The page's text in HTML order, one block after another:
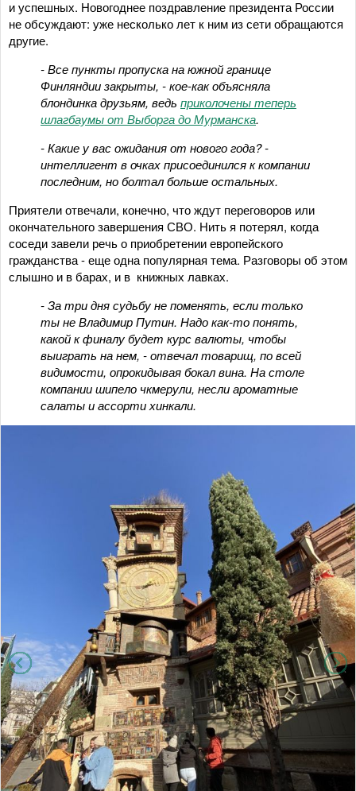
и успешных. Новогоднее поздравление президента России
не обсуждают: уже несколько лет к ним из сети обращаются
другие.
- Все пункты пропуска на южной границе
Финляндии закрыты, - кое-как объясняла
блондинка друзьям, ведь приколочены теперь
шлагбаумы от Выборга до Мурманска.
- Какие у вас ожидания от нового года? -
интеллигент в очках присоединился к компании
последним, но болтал больше остальных.
Приятели отвечали, конечно, что ждут переговоров или
окончательного завершения СВО. Нить я потерял, когда
соседи завели речь о приобретении европейского
гражданства - еще одна популярная тема. Разговоры об этом
слышно и в барах, и в книжных лавках.
- За три дня судьбу не поменять, если только
ты не Владимир Путин. Надо как-то понять,
какой к финалу будет курс валюты, чтобы
выиграть на нем, - отвечал товарищ, по всей
видимости, опрокидывая бокал вина. На столе
компании шипело чкмерули, несли ароматные
салаты и ассорти хинкали.